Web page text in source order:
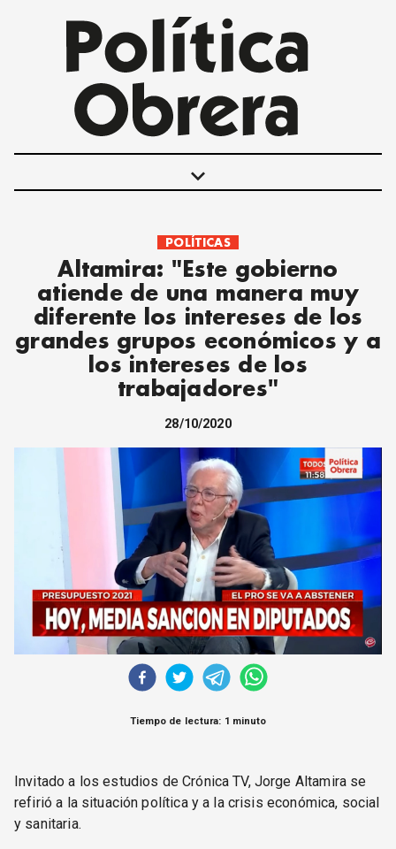
keyboard_arrow_down
POLÍTICAS
INTERNACIONALES
MOVIMIENTO OBRERO
MUJER
ECONOMÍA
SOCIEDAD Y CULTURA
JUVENTUD
DEBATE
ARCHIVO
DECLARACIONES
OPINIÓN
ALTAMIRA RESPONDE
Política Obrera Revista
CONTACTO
POLÍTICAS
Altamira: "Este gobierno
atiende de una manera muy
diferente los intereses de los
grandes grupos económicos y a
los intereses de los
trabajadores"
28/10/2020
Tiempo de lectura: 1 minuto
Invitado a los estudios de Crónica TV, Jorge Altamira se
refirió a la situación política y a la crisis económica, social
y sanitaria.